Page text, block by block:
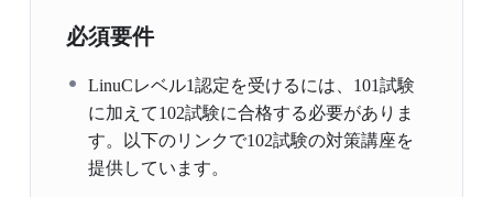
必須要件
LinuCレベル1認定を受けるには、101試験
に加えて102試験に合格する必要がありま
す。以下のリンクで102試験の対策講座を
提供しています。